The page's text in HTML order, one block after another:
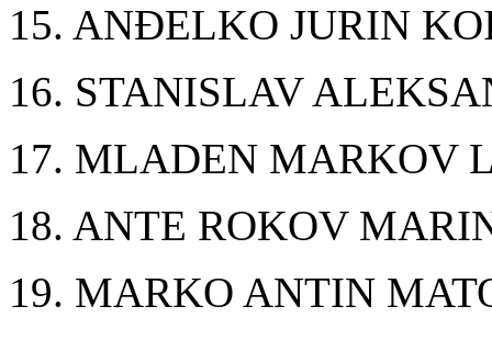
15. ANĐELKO JURIN
16. STANISLAV
17. MLADEN MARKOV
18. ANTE ROKOV
19. MARKO ANTIN